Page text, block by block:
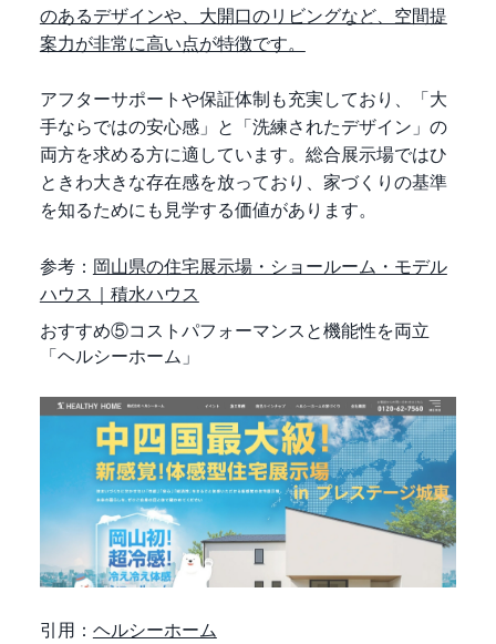
のあるデザインや、大開口のリビングなど、空間提
案力が非常に高い点が特徴です。
アフターサポートや保証体制も充実しており、「大
手ならではの安心感」と「洗練されたデザイン」の
両方を求める方に適しています。総合展示場ではひ
ときわ大きな存在感を放っており、家づくりの基準
を知るためにも見学する価値があります。
参考： 岡山県の住宅展示場・ショールーム・モデル
ハウス｜積水ハウス
おすすめ⑤コストパフォーマンスと機能性を両立
「ヘルシーホーム」
引用： ヘルシーホーム